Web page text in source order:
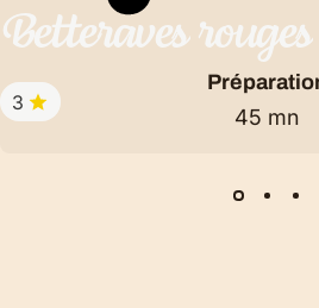
Betteravesrouges
3
45 mn